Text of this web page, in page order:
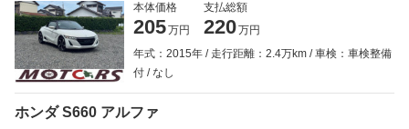
本体価格
205万円
支払総額
220万円
年式：2015年
走行距離：2.4万km
車検：車検整備
付
なし
ホンダ S660 アルファ